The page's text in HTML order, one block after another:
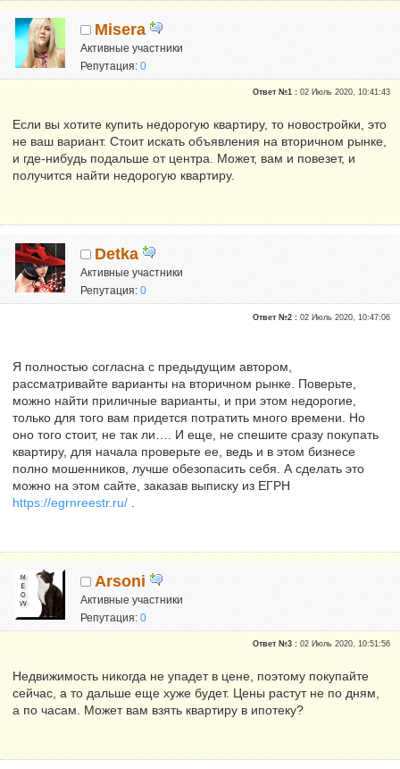
Misera
Активные участники
Репутация:0
Ответ №1 :02 Июль 2020, 10:41:43
Если вы хотите купить недорогую квартиру, то новостройки, это
не ваш вариант. Стоит искать объявления на вторичном рынке,
и где-нибудь подальше от центра. Может, вам и повезет, и
получится найти недорогую квартиру.
Detka
Активные участники
Репутация:0
Ответ №2 :02 Июль 2020, 10:47:06
Я полностью согласна с предыдущим автором,
рассматривайте варианты на вторичном рынке. Поверьте,
можно найти приличные варианты, и при этом недорогие,
только для того вам придется потратить много времени. Но
оно того стоит, не так ли…. И еще, не спешите сразу покупать
квартиру, для начала проверьте ее, ведь и в этом бизнесе
полно мошенников, лучше обезопасить себя. А сделать это
можно на этом сайте, заказав выписку из ЕГРН
https://egrnreestr.ru/
Arsoni
Активные участники
Репутация:0
Ответ №3 :02 Июль 2020, 10:51:56
Недвижимость никогда не упадет в цене, поэтому покупайте
сейчас, а то дальше еще хуже будет. Цены растут не по дням,
а по часам. Может вам взять квартиру в ипотеку?